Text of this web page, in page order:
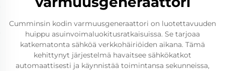
Cumminsin kodin varmuusgeneraattori on luotettavuuden
huippu asuinvoimaluokitusratkaisuissa. Se tarjoaa
katkematonta sähköä verkkohäiriöiden aikana. Tämä
kehittynyt järjestelmä havaitsee sähkökatkot
automaattisesti ja käynnistää toimintansa sekunneissa,